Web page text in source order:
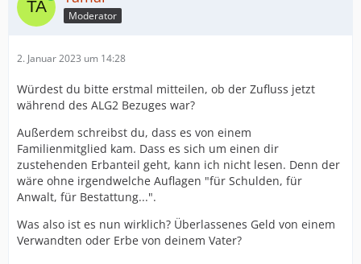
Moderator
2. Januar 2023 um 14:28
Würdest du bitte erstmal mitteilen, ob der Zufluss jetzt
während des ALG2 Bezuges war?
Außerdem schreibst du, dass es von einem
Familienmitglied kam. Dass es sich um einen dir
zustehenden Erbanteil geht, kann ich nicht lesen. Denn der
wäre ohne irgendwelche Auflagen "für Schulden, für
Anwalt, für Bestattung...".
Was also ist es nun wirklich? Überlassenes Geld von einem
Verwandten oder Erbe von deinem Vater?